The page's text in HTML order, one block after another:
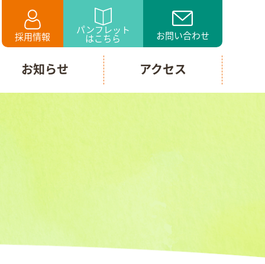
採用情報
パンフレット
はこちら お問い合わせ
お知らせ アクセス